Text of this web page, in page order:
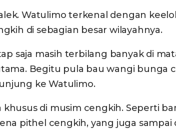
Watulimo terkenal dengan
di sebagian besar wilayahnya.
saja masih terbilang banyak di
Begitu pula bau wangi bunga
ke Watulimo.
di musim cengkih. Seperti
pithel cengkih, yang juga sampai